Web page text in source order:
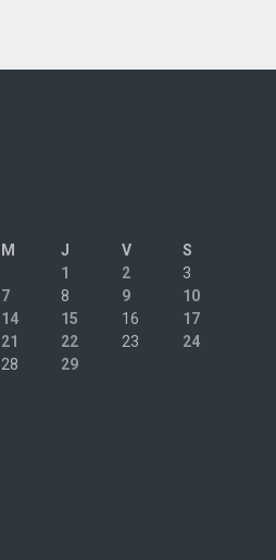
M J V
S
1
2
3
7 8 9
10
14 15 16
17
21 22 23
24
28 29